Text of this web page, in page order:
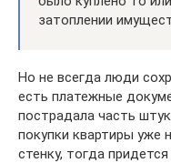
затоплении
Но не всегда люди
есть платежные
пострадала часть
покупки квартиры уже
стенку, тогда